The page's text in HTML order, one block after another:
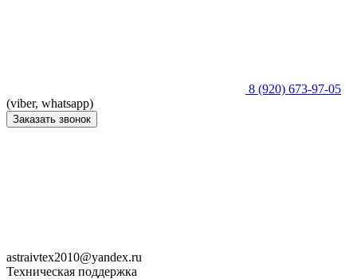
8 (920) 673-97-05
(viber, whatsapp)
Заказать звонок
astraivtex2010@yandex.ru
Техническая поддержка